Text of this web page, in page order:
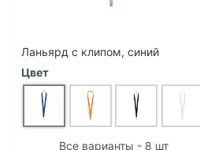
Ланьярд с клипом, синий
Цвет
Все варианты - 8 шт